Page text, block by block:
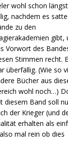
wohl schon
nachdem es
zu den
gibt,
Vorwort des
Stimmen recht.
überfällig. (Wie so
Bücher aus
wohl noch…)
diesem Band soll
der Krieger (und
erhalten als
mal rein ob dies